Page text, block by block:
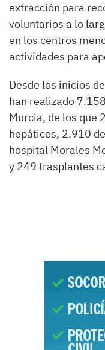
extracción para
voluntarios a lo
en los centros
actividades para
Desde los inicios
han realizado
Murcia, de los que
hepáticos, 2.910
hospital Morales
y 249 trasplantes